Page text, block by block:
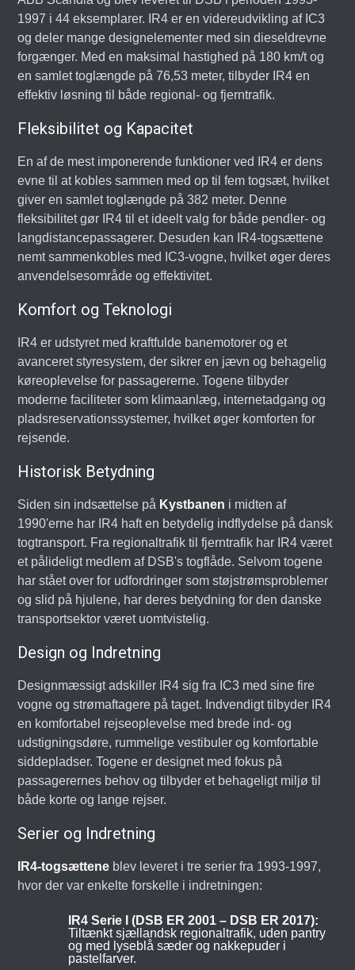
1997 i 44 eksemplarer. IR4 er en videreudvikling af IC3
og deler mange designelementer med sin dieseldrevne
forgænger. Med en maksimal hastighed på 180 km/t og
en samlet toglængde på 76,53 meter, tilbyder IR4 en
effektiv løsning til både regional- og fjerntrafik.
Fleksibilitet og Kapacitet
En af de mest imponerende funktioner ved IR4 er dens
evne til at kobles sammen med op til fem togsæt, hvilket
giver en samlet toglængde på 382 meter. Denne
fleksibilitet gør IR4 til et ideelt valg for både pendler- og
langdistancepassagerer. Desuden kan IR4-togsættene
nemt sammenkobles med IC3-vogne, hvilket øger deres
anvendelsesområde og effektivitet.
Komfort og Teknologi
IR4 er udstyret med kraftfulde banemotorer og et
avanceret styresystem, der sikrer en jævn og behagelig
køreoplevelse for passagererne. Togene tilbyder
moderne faciliteter som klimaanlæg, internetadgang og
pladsreservationssystemer, hvilket øger komforten for
rejsende.
Historisk Betydning
Siden sin indsættelse på Kystbanen i midten af
1990'erne har IR4 haft en betydelig indflydelse på dansk
togtransport. Fra regionaltrafik til fjerntrafik har IR4 været
et pålideligt medlem af DSB's togflåde. Selvom togene
har stået over for udfordringer som støjstrømsproblemer
og slid på hjulene, har deres betydning for den danske
transportsektor været uomtvistelig.
Design og Indretning
Designmæssigt adskiller IR4 sig fra IC3 med sine fire
vogne og strømaftagere på taget. Indvendigt tilbyder IR4
en komfortabel rejseoplevelse med brede ind- og
udstigningsdøre, rummelige vestibuler og komfortable
siddepladser. Togene er designet med fokus på
passagerernes behov og tilbyder et behageligt miljø til
både korte og lange rejser.
Serier og Indretning
IR4-togsættene blev leveret i tre serier fra 1993-1997,
hvor der var enkelte forskelle i indretningen:
IR4 Serie I (DSB ER 2001 – DSB ER 2017):
Tiltænkt sjællandsk regionaltrafik, uden pantry
og med lyseblå sæder og nakkepuder i
pastelfarver.